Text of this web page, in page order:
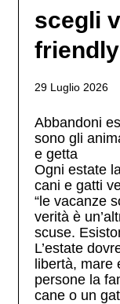
scegli
29 Luglio 2026
Abbandoni
sono gli
e getta
Ogni estate
cani e gatti
“le vacanze
verità è
scuse.
L’estate
libertà, mare
persone la
cane o un